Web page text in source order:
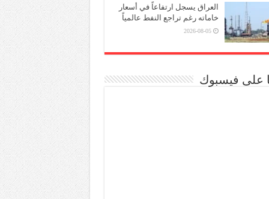
العراق يسجل ارتفاعاً في أسعار
خاماته رغم تراجع النفط عالمياً
2026-08-05
على فيسبوك